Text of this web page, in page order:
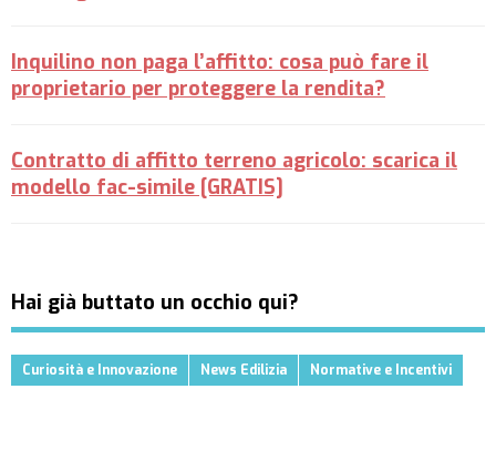
Inquilino non paga l’affitto: cosa può fare il
proprietario per proteggere la rendita?
Contratto di affitto terreno agricolo: scarica il
modello fac-simile [GRATIS]
Hai già buttato un occhio qui?
Curiosità e Innovazione News Edilizia Normative e Incentivi